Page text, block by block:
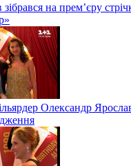
на прем’єру
Олександр